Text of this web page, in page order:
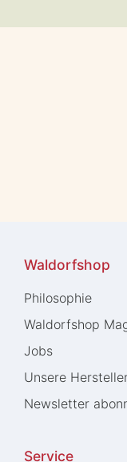
Waldorfshop
Philosophie
Waldorfshop
Jobs
Unsere
Newsletter
Service